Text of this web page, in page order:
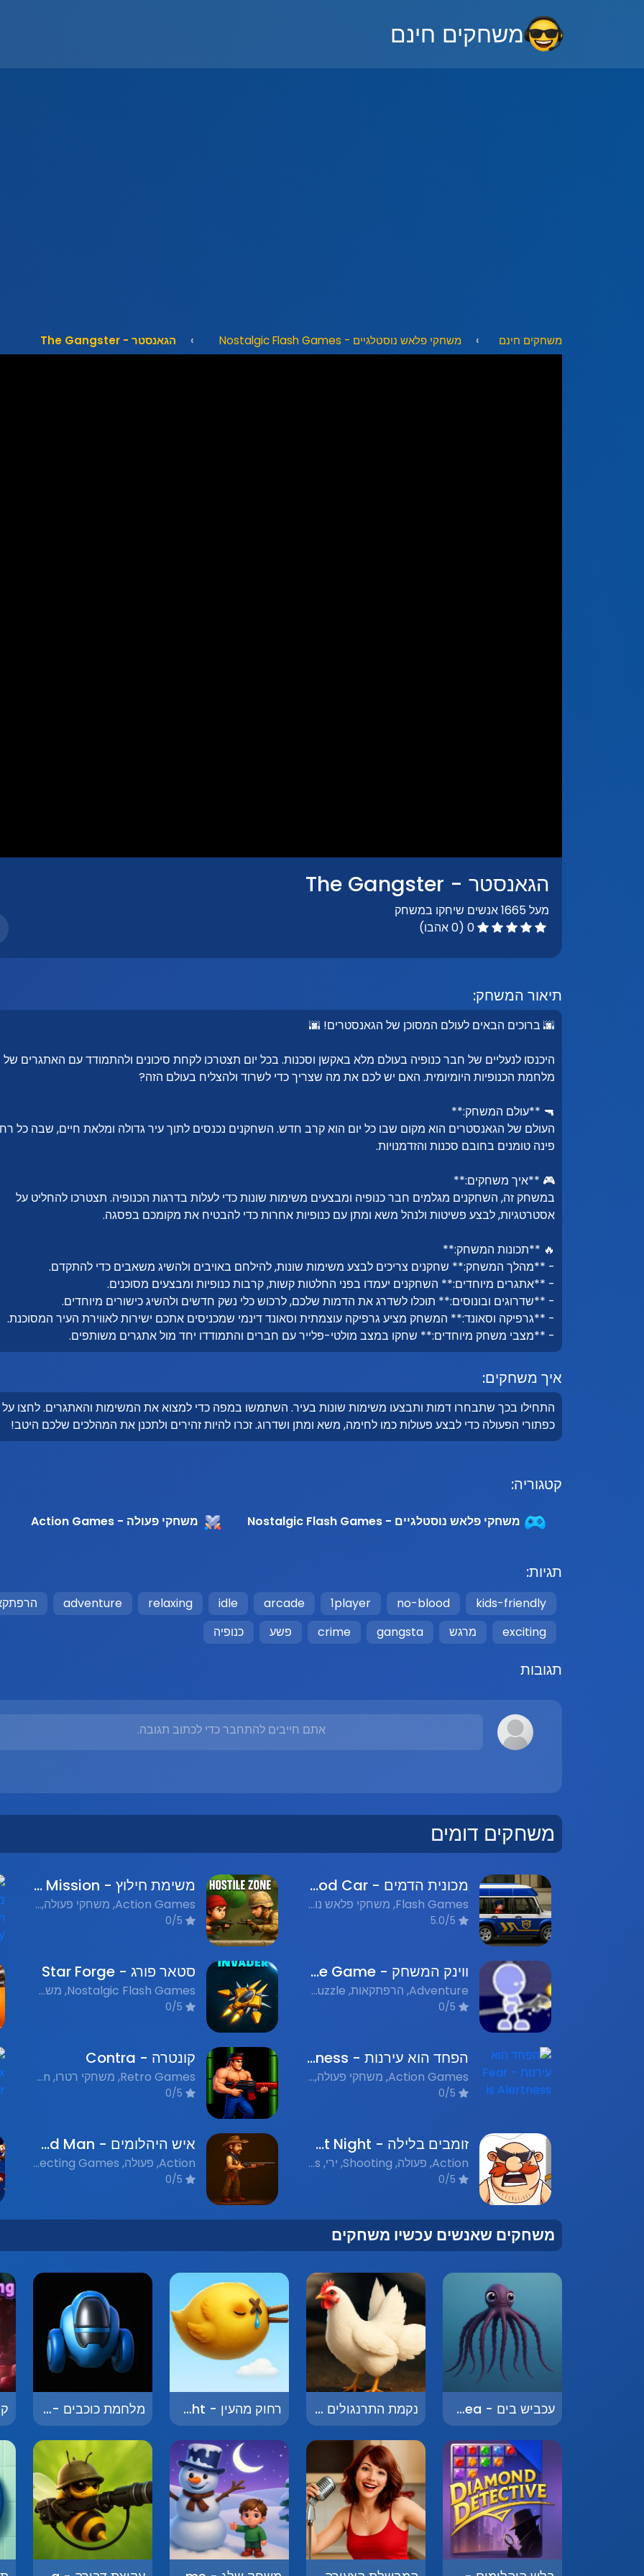
משחקים חינם
משחקים חינם משחקי פלאש נוסטלגיים - Nostalgic Flash Games הגאנסטר - The Gangster
הגאנסטר - The Gangster
מעל 1665 אנשים שיחקו במשחק
תיאור המשחק:
🌆 ברוכים הבאים לעולם המסוכן של הגאנסטרים! 🌆
היכנסו לנעליים של חבר כנופיה בעולם מלא באקשן וסכנות. בכל יום תצטרכו לקחת סיכונים ולהתמודד עם האתגרים של
מלחמת הכנופיות היומיומית. האם יש לכם את מה שצריך כדי לשרוד ולהצליח בעולם הזה?
🔫 **עולם המשחק:**
העולם של הגאנסטרים הוא מקום שבו כל יום הוא קרב חדש. השחקנים נכנסים לתוך עיר גדולה ומלאת חיים, שבה כל
פינה טומנים בחובם סכנות והזדמנויות.
🎮 **איך משחקים:**
במשחק זה, השחקנים מגלמים חבר כנופיה ומבצעים משימות שונות כדי לעלות בדרגות הכנופיה. תצטרכו להחליט על
אסטרטגיות, לבצע פשיטות ולנהל משא ומתן עם כנופיות אחרות כדי להבטיח את מקומכם בפסגה.
🔥 **תכונות המשחק:**
- **מהלך המשחק:** שחקנים צריכים לבצע משימות שונות, להילחם באויבים ולהשיג משאבים כדי להתקדם.
- **אתגרים מיוחדים:** השחקנים יעמדו בפני החלטות קשות, קרבות כנופיות ומבצעים מסוכנים.
- **שדרוגים ובונוסים:** תוכלו לשדרג את הדמות שלכם, לרכוש כלי נשק חדשים ולהשיג כישורים מיוחדים.
- **גרפיקה וסאונד:** המשחק מציע גרפיקה עוצמתית וסאונד דינמי שמכניסים אתכם ישירות לאווירת העיר המסוכנת.
- **מצבי משחק מיוחדים:** שחקו במצב מולטי-פלייר עם חברים והתמודדו יחד מול אתגרים משותפים.
איך משחקים:
התחילו בכך שתבחרו דמות ותבצעו משימות שונות בעיר. השתמשו במפה כדי למצוא את המשימות והאתגרים. לחצו על
כפתורי הפעולה כדי לבצע פעולות כמו לחימה, משא ומתן ושדרוג. זכרו להיות זהירים ולתכנן את המהלכים שלכם היטב!
קטגוריה:
משחקי פלאש נוסטלגיים - Nostalgic Flash Games משחקי פעולה - Action Games
תגיות:
kids-friendly
no-blood
1player
arcade
idle
relaxing
adventure
exciting
מרגש gangsta
crime פשע כנופיה
תגובות
אתם חייבים להתחבר כדי לכתוב תגובה.
משחקים דומים
מכונית הדמים - Blood Car
Flash Games, משחקי פלאש נוסטלגים, Action, פעולה
משימת חילוץ - Rescue Mission
Action Games, משחקי פעולה, Flash Games, משחקי פלאש נוסטלגים
ווינק המשחק - Wink The Game
Adventure, הרפתקאות, Puzzle, חידות, Strategy, אסטרטגיה, Action, פעולה, Fantasy, פנטזיה, Flash Games, משחקי פלאש נוסטלגים
סטאר פורג - Star Forge
Nostalgic Flash Games, משחקי פלאש נוסטלגים, Action Games, משחקי פעולה, Tower Defense, הגנת מגדלים, Strategy Games, משחקי אסטרטגיה
הפחד הוא עירנות - Fear is Alertness
Action Games, משחקי פעולה, Nostalgic Flash Games, משחקי פלאש נוסטלגים
קונטרה - Contra
Retro Games, משחקי רטרו, Action, אקשן, Shooter, יריות, Nostalgic Flash Games, משחקי פלאש נוסטלגים
זומבים בלילה - Zombies at Night
Action, פעולה, Shooting, ירי, Flash Games, משחקי פלאש נוסטלגים, Zombies, זומבים
איש היהלומים - Diamond Man
Action, פעולה, Collecting Games, משחקי איסוף, Nostalgic Flash Games, משחקי פלאש נוסטלגים
משחקים שאנשים עכשיו משחקים
עכביש בים - Spider at Sea נקמת התרנגולים - Revenge of the Chickens רחוק מהעין - Far From Sight מלחמת כוכבים - Star Wars